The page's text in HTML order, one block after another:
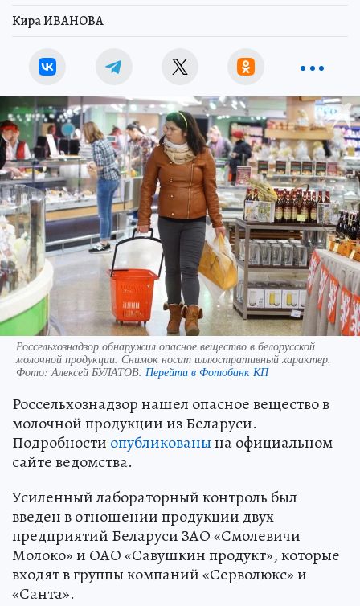
Кира ИВАНОВА
Россельхознадзор обнаружил опасное вещество в белорусской
молочной продукции. Снимок носит иллюстративный характер.
Фото:Алексей БУЛАТОВ. Перейти в Фотобанк КП
Россельхознадзор нашел опасное вещество в
молочной продукции из Беларуси.
Подробности опубликованына официальном
сайте ведомства.
Усиленный лабораторный контроль был
введен в отношении продукции двух
предприятий Беларуси ЗАО «Смолевичи
Молоко» и ОАО «Савушкин продукт», которые
входят в группы компаний «Серволюкс» и
«Санта».